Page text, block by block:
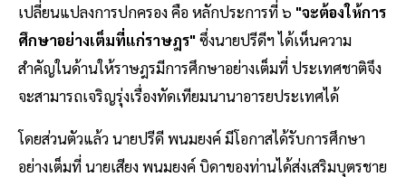
เปลี่ยนแปลงการปกครอง คือ หลักประการที่ ๖ "จะต้องให้การ
ศึกษาอย่างเต็มที่แก่ราษฎร"ซึ่งนายปรีดีฯ ได้เห็นความ
สำคัญในด้านให้ราษฎรมีการศึกษาอย่างเต็มที่ ประเทศชาติจึง
จะสามารถเจริญรุ่งเรื่องทัดเทียมนานาอารยประเทศได้
โดยส่วนตัวแล้ว นายปรีดี พนมยงค์ มีโอกาสได้รับการศึกษา
อย่างเต็มที่ นายเสียง พนมยงค์ บิดาของท่านได้ส่งเสริมบุตรชาย